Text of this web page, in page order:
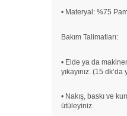
• Materyal: %75
Bakım Talimatları:
• Elde ya da
yıkayınız. (15
• Nakış, baskı ve
ütüleyiniz.